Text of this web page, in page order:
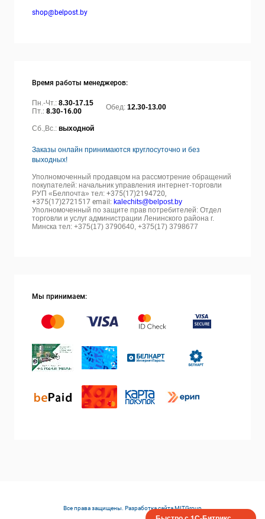
shop@belpost.by
Время работы менеджеров:
Пн.-Чт.: 8.30-17.15
Пт.: 8.30-16.00 Обед: 12.30-13.00
Сб.,Вс.: выходной
Заказы онлайн принимаются круглосуточно и без
выходных!
Уполномоченный продавцом на рассмотрение обращений
покупателей: начальник управления интернет-торговли
РУП «Белпочта» тел: +375(17)2194720,
+375(17)2721517 email: kalechits@belpost.by
Уполномоченный по защите прав потребителей: Отдел
торговли и услуг администрации Ленинского района г.
Минска тел: +375(17) 3790640, +375(17) 3798677
Мы принимаем:
Все права защищены. Разработка сайтаMITGroup